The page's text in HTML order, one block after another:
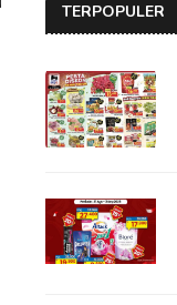
TERPOPULER